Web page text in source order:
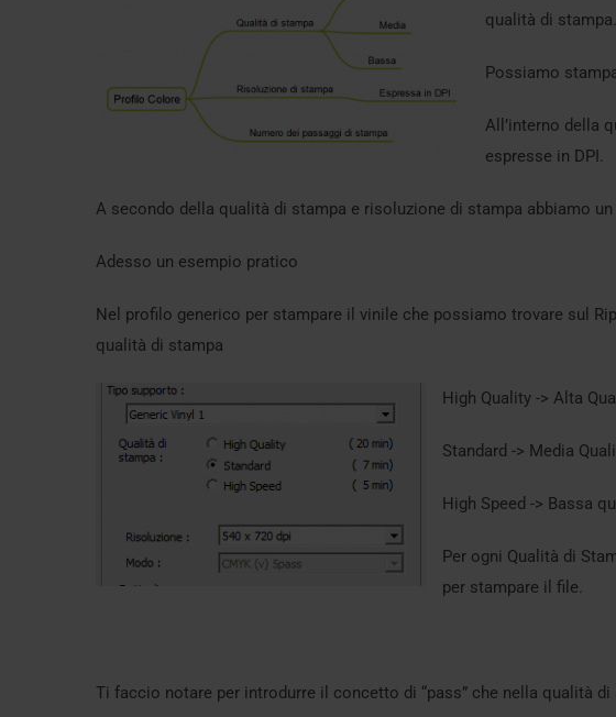
qualità di stampa.
Possiamo
All’interno della
espresse in DPI.
A secondo della qualità di stampa e risoluzione di stampa abbiamo
Adesso un esempio pratico
Nel profilo generico per stampare il vinile che possiamo trovare sul
qualità di stampa
High Quality -> Alta
Standard -> Media
High Speed -> Bassa
Per ogni Qualità di
per stampare il file.
Ti faccio notare per introdurre il concetto di “pass” che nella qualità